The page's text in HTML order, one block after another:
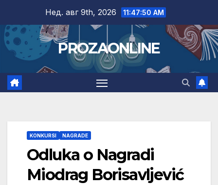
content
Нед. авг 9th, 2026 11:47:51 AM
PROZAONLINE
KONKURSI NAGRADE
Odluka o Nagradi
Miodrag Borisavljević